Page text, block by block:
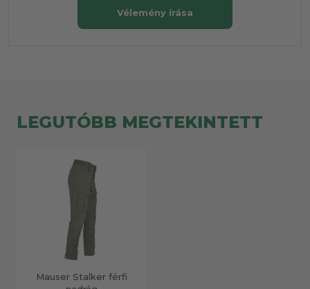
Vélemény írása
LEGUTÓBB MEGTEKINTETT
Mauser Stalker férfi